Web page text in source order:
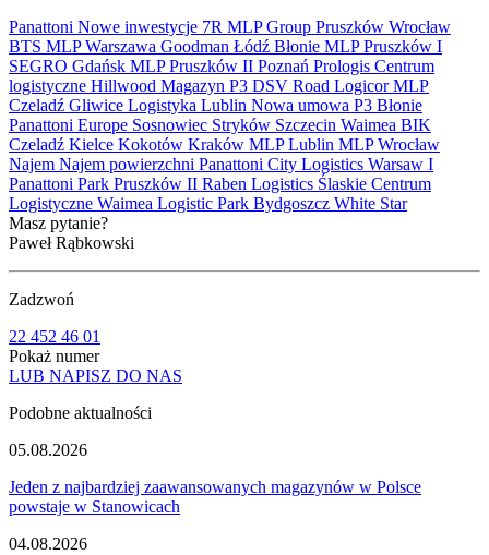
Panattoni Nowe inwestycje 7R MLP Group Pruszków Wrocław
BTS MLPWarszawa Goodman Łódź Błonie MLP Pruszków I
SEGRO Gdańsk MLP Pruszków II Poznań Prologis Centrum
logistyczne Hillwood Magazyn P3 DSV Road LogicorMLP
Czeladź Gliwice Logistyka Lublin Nowa umowa P3 Błonie
Panattoni Europe Sosnowiec Stryków Szczecin Waimea BIK
Czeladź Kielce Kokotów Kraków MLP Lublin MLP Wrocław
Najem Najem powierzchni Panattoni City Logistics Warsaw I
Panattoni Park Pruszków II Raben Logistics Ślaskie Centrum
Logistyczne Waimea Logistic Park Bydgoszcz White Star
Masz pytanie?
Paweł Rąbkowski
Zadzwoń
22 452 46 01
Pokaż numer
LUB NAPISZ DO NAS
Podobne aktualności
05.08.2026
Jeden z najbardziej zaawansowanych magazynów w Polsce
powstaje w Stanowicach
04.08.2026